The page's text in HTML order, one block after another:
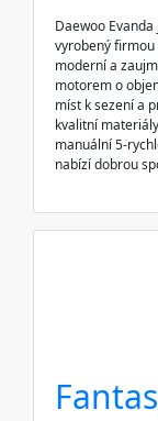
Daewoo
vyrobený firmou
moderní a
motorem o
míst k sezení a
kvalitní
manuální 5-
nabízí dobrou